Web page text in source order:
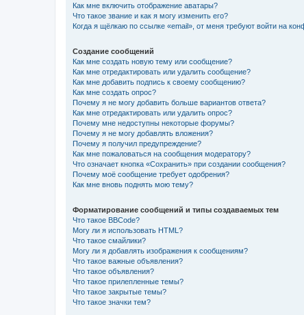
Как мне включить отображение аватары?
Что такое звание и как я могу изменить его?
Когда я щёлкаю по ссылке «email», от меня требуют войти на
Создание сообщений
Как мне создать новую тему или сообщение?
Как мне отредактировать или удалить сообщение?
Как мне добавить подпись к своему сообщению?
Как мне создать опрос?
Почему я не могу добавить больше вариантов ответа?
Как мне отредактировать или удалить опрос?
Почему мне недоступны некоторые форумы?
Почему я не могу добавлять вложения?
Почему я получил предупреждение?
Как мне пожаловаться на сообщения модератору?
Что означает кнопка «Сохранить» при создании сообщения?
Почему моё сообщение требует одобрения?
Как мне вновь поднять мою тему?
Форматирование сообщений и типы создаваемых тем
Что такое BBCode?
Могу ли я использовать HTML?
Что такое смайлики?
Могу ли я добавлять изображения к сообщениям?
Что такое важные объявления?
Что такое объявления?
Что такое прилепленные темы?
Что такое закрытые темы?
Что такое значки тем?